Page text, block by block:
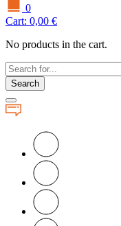
0
Cart: 0,00 €
No products in the cart.
Search